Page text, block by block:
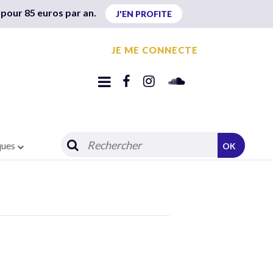
85 euros par an. J'EN PROFITE
JE ME CONNECTE
OK